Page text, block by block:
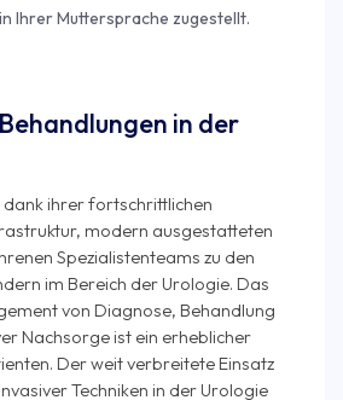
Ihrer Muttersprache zugestellt.
in der
ihrer fortschrittlichen
modern ausgestatteten
Spezialistenteams zu den
im Bereich der Urologie. Das
von Diagnose, Behandlung
Nachsorge ist ein erheblicher
Der weit verbreitete Einsatz
Techniken in der Urologie